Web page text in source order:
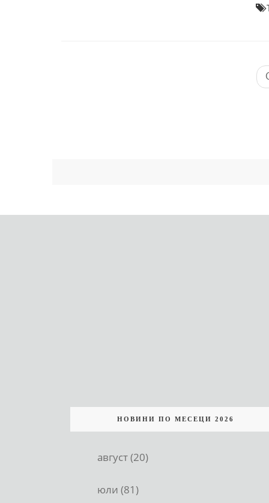
НОВИНИ ПО МЕСЕЦИ 2026
август (20)
юли (81)